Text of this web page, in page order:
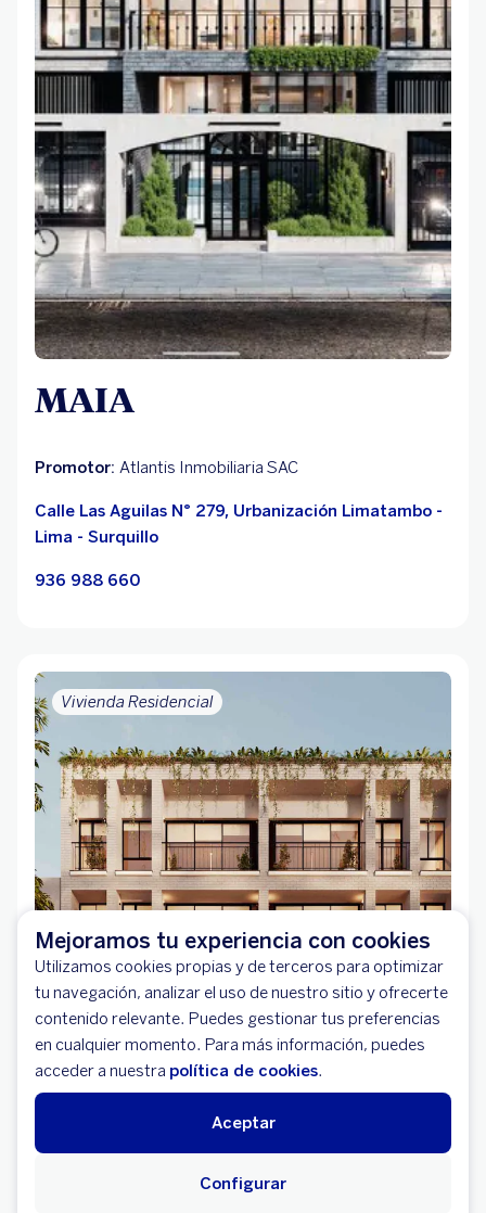
Mejoramos tu experiencia con cookies
Utilizamos cookies propias y de terceros para optimizar
tu navegación, analizar el uso de nuestro sitio y ofrecerte
contenido relevante. Puedes gestionar tus preferencias
en cualquier momento. Para más información, puedes
acceder a nuestra política de cookies.
Aceptar
Configurar
MAIA
Promotor: Atlantis Inmobiliaria SAC
Calle Las Aguilas N° 279, Urbanización Limatambo -
Lima - Surquillo
936 988 660
Vivienda Residencial